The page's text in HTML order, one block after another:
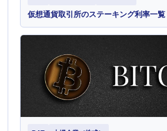
仮想通貨取引所のステーキング利率一